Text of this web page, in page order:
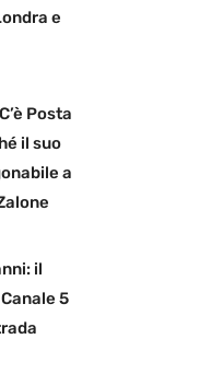
e
Posta
il suo
a
il
5